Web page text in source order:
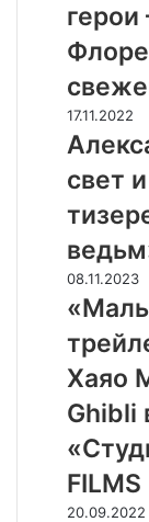
её
главные
герои
—
Тимоти
Шаламе,
Флоренс
Пью
Зендея
в
свежем
промо-
ролике
Александра
Даддарио
свет
и
тьму
в
свежем
тизере
ведьм»
17.11.2022
свет
«Мальчик
и
птицa»
—
трейлер
аниме-
фильма
Xaяo
Mиядзaки
и
Studio
08.11.2023
Xaяo
Ghibli
FILMS
Гоша
20.09.2022